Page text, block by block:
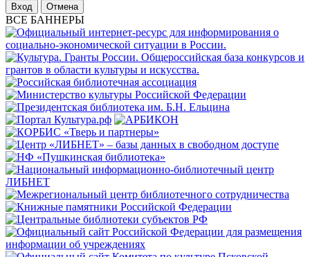
Отмена
ВСЕ БАННЕРЫ